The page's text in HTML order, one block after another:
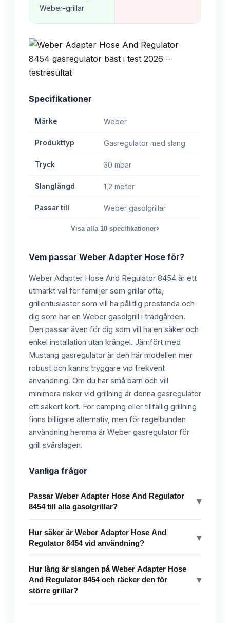
Weber-grillar
Specifikationer
Märke Weber
Produkttyp Gasregulator med slang
Tryck 30 mbar
Slanglängd 1,2 meter
Passar till Weber gasolgrillar
Visa alla 10 specifikationer›
Vem passar Weber Adapter Hose för?
Weber Adapter Hose And Regulator 8454 är ett
utmärkt val för familjer som grillar ofta,
grillentusiaster som vill ha pålitlig prestanda och
dig som har en Weber gasolgrill i trädgården.
Den passar även för dig som vill ha en säker och
enkel installation utan krångel. Jämfört med
Mustang gasregulator är den här modellen mer
robust och känns tryggare vid frekvent
användning. Om du har små barn och vill
minimera risker vid grillning är denna gasregulator
ett säkert kort. För camping eller tillfällig grillning
finns billigare alternativ, men för regelbunden
användning hemma är Weber gasregulator för
grill svårslagen.
Vanliga frågor
Passar Weber Adapter Hose And Regulator
8454 till alla gasolgrillar?
▾
Hur säker är Weber Adapter Hose And
Regulator 8454 vid användning?
▾
Hur lång är slangen på Weber Adapter Hose
And Regulator 8454 och räcker den för
större grillar?
▾